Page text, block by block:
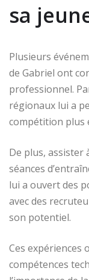
sa
Plusieurs
de Gabriel ont
professionnel.
régionaux lui a
compétition plus
De plus, assister
séances
lui a ouvert des
avec des
son potentiel.
Ces expériences
compétences